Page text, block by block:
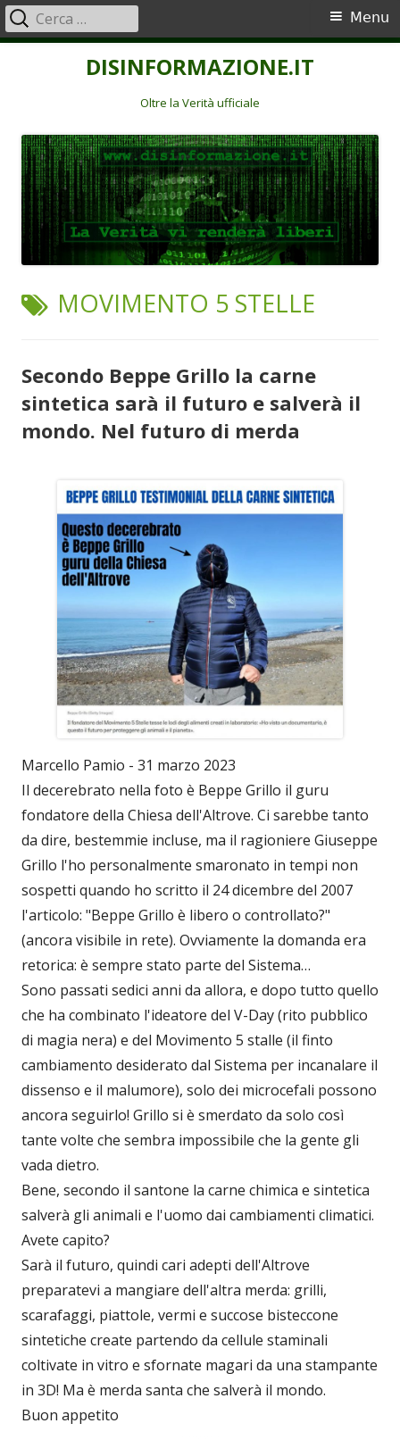
DISINFORMAZIONE.IT
Oltre la Verità ufficiale
Menu
principale
Menu
Ricerca
per:
TAG:
MOVIMENTO 5 STELLE
Secondo Beppe Grillo la carne
sintetica sarà il futuro e salverà il
mondo. Nel futuro di merda
Marcello Pamio - 31 marzo 2023
Il decerebrato nella foto è Beppe Grillo il guru
fondatore della Chiesa dell'Altrove. Ci sarebbe tanto
da dire, bestemmie incluse, ma il ragioniere Giuseppe
Grillo l'ho personalmente smaronato in tempi non
sospetti quando ho scritto il 24 dicembre del 2007
l'articolo: "Beppe Grillo è libero o controllato?"
(ancora visibile in rete). Ovviamente la domanda era
retorica: è sempre stato parte del Sistema…
Sono passati sedici anni da allora, e dopo tutto quello
che ha combinato l'ideatore del V-Day (rito pubblico
di magia nera) e del Movimento 5 stalle (il finto
cambiamento desiderato dal Sistema per incanalare il
dissenso e il malumore), solo dei microcefali possono
ancora seguirlo! Grillo si è smerdato da solo così
tante volte che sembra impossibile che la gente gli
vada dietro.
Bene, secondo il santone la carne chimica e sintetica
salverà gli animali e l'uomo dai cambiamenti climatici.
Avete capito?
Sarà il futuro, quindi cari adepti dell'Altrove
preparatevi a mangiare dell'altra merda: grilli,
scarafaggi, piattole, vermi e succose bisteccone
sintetiche create partendo da cellule staminali
coltivate in vitro e sfornate magari da una stampante
in 3D! Ma è merda santa che salverà il mondo.
Buon appetito